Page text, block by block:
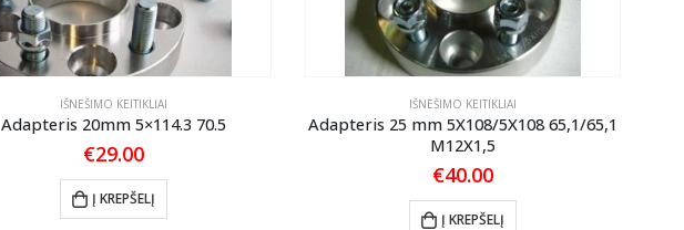
IŠNEŠIMO KEITIKLIAI
Adapteris 20mm 5×114.3 70.5
€29.00
Į KREPŠELĮ
IŠNEŠIMO KEITIKLIAI
Adapteris 25 mm 5X108/5X108 65,1/65,1
M12X1,5
€40.00
Į KREPŠELĮ